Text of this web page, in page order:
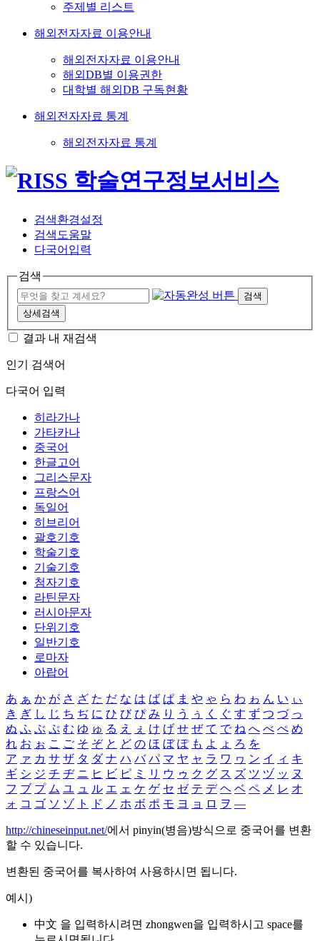
주제별 리스트
해외전자자료 이용안내
해외전자자료 이용안내
해외DB별 이용권한
대학별 해외DB 구독현황
해외전자자료 통계
해외전자자료 통계
검색환경설정
검색도움말
다국어입력
검색
검색
상세검색
결과 내 재검색
인기 검색어
다국어 입력
히라가나
가타카나
중국어
한글고어
그리스문자
프랑스어
독일어
히브리어
괄호기호
학술기호
기술기호
첨자기호
라틴문자
러시아문자
단위기호
일반기호
로마자
아랍어
あ ぁ か が さ ざ た だ な は ば ぱ ま や ゃ ら わ ゎ ん い ぃ
き ぎ し じ ち ぢ に ひ び ぴ み り う ぅ く ぐ す ず つ づ っ
ぬ ふ ぶ ぷ む ゆ ゅ る え ぇ け げ せ ぜ て で ね へ べ ぺ め
れ お ぉ こ ご そ ぞ と ど の ほ ぼ ぽ も よ ょ ろ を
ア ァ カ サ ザ タ ダ ナ ハ バ パ マ ヤ ャ ラ ワ ヮ ン イ ィ キ
ギ シ ジ チ ヂ ニ ヒ ビ ピ ミ リ ウ ゥ ク グ ス ズ ツ ヅ ッ ヌ
フ ブ プ ム ユ ュ ル エ ェ ケ ゲ セ ゼ テ デ ヘ ベ ペ メ レ オ
ォ コ ゴ ソ ゾ ト ド ノ ホ ボ ポ モ ヨ ョ ロ ヲ ―
http://chineseinput.net/에서 pinyin(병음)방식으로 중국어를 변환
할 수 있습니다.
변환된 중국어를 복사하여 사용하시면 됩니다.
예시)
中文 을 입력하시려면 zhongwen을 입력하시고 space를